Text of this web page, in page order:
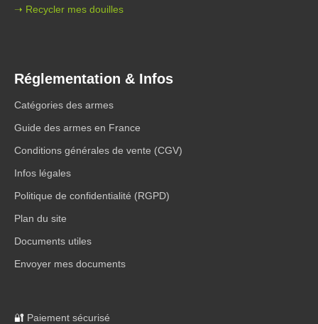
➝ Recycler mes douilles
Réglementation & Infos
Catégories des armes
Guide des armes en France
Conditions générales de vente (CGV)
Infos légales
Politique de confidentialité (RGPD)
Plan du site
Documents utiles
Envoyer mes documents
🔐 Paiement sécurisé